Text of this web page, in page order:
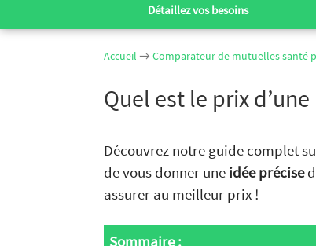
Détaillez vos besoins
Accueil → Comparateur de mutuelles santé
Quel est le prix
Découvrez notre guide complet
de vous donner une idée précise
assurer au meilleur prix !
Sommaire :